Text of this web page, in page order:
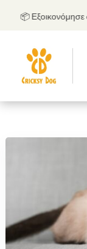
📦 Εξοικονόμησε